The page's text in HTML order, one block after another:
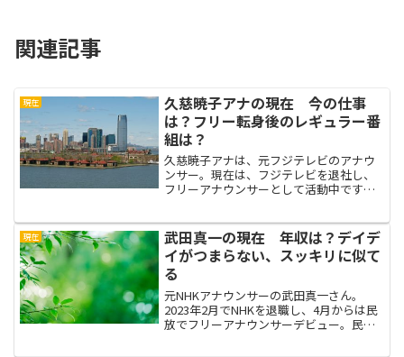
関連記事
現在
久慈暁子アナの現在 今の仕事
は？フリー転身後のレギュラー番
組は？
久慈暁子アナは、元フジテレビのアナウ
ンサー。現在は、フジテレビを退社し、
フリーアナウンサーとして活動中です。
のまとめです。
現在
武田真一の現在 年収は？デイデ
イがつまらない、スッキリに似て
る
元NHKアナウンサーの武田真一さん。
2023年2月でNHKを退職し、4月からは民
放でフリーアナウンサーデビュー。民放